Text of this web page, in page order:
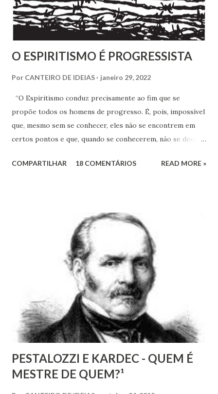
O ESPIRITISMO É PROGRESSISTA
Por CANTEIRO DE IDEIAS janeiro 29, 2022
“O Espiritismo conduz precisamente ao fim que se
propõe todos os homens de progresso. É, pois, impossível
que, mesmo sem se conhecer, eles não se encontrem em
certos pontos e que, quando se conhecerem, não se deem -
inimigos comuns: os preconceitos sociais, a rotina, o
mais rico e produtivo por ele nos é ofertado. As relações
que a Doutrina Espírita estabelece com as questões sociais
e as ciências humanas, nos faculta, nos muni de
conhecimentos, condições e recursos para atravessarmos
as nossas encarnações como Espíritos mais atuantes com o
mundo social ao qual fazemos parte.
COMPARTILHAR 18 COMENTÁRIOS READ MORE »
PESTALOZZI E KARDEC - QUEM É
MESTRE DE QUEM?¹